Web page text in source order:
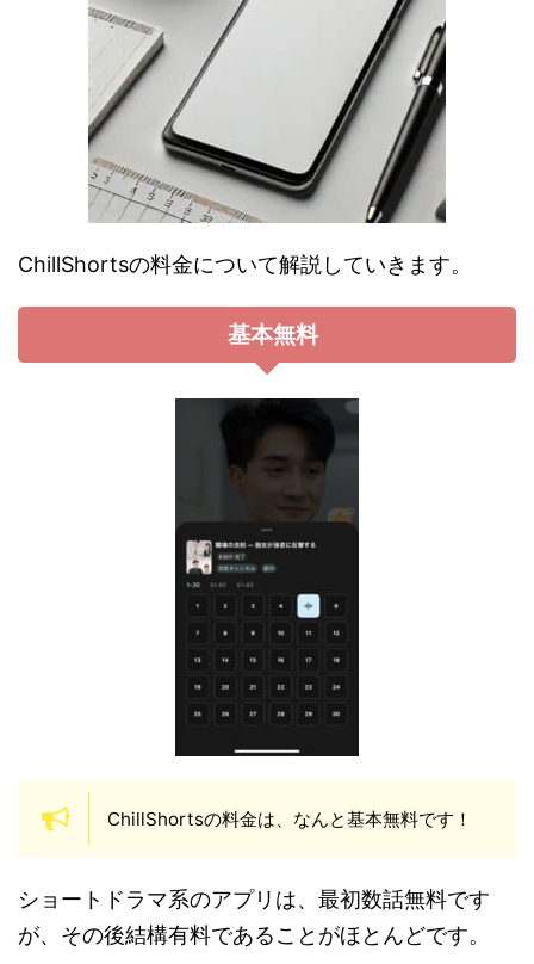
ChillShortsの料金について解説していきます。
基本無料
ChillShortsの料金は、なんと基本無料です！
ショートドラマ系のアプリは、最初数話無料です
が、その後結構有料であることがほとんどです。